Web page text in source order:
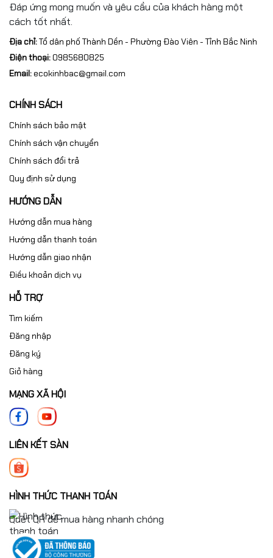
Đáp ứng mong muốn và yêu cầu của khách hàng một
cách tốt nhất.
Địa chỉ:Tổ dân phố Thành Dền - Phường Đào Viên - Tỉnh Bắc Ninh
Điện thoại:0985680825
Email:ecokinhbac@gmail.com
CHÍNH SÁCH
Chính sách bảo mật
Chính sách vận chuyển
Chính sách đổi trả
Quy định sử dụng
HƯỚNG DẪN
Hướng dẫn mua hàng
Hướng dẫn thanh toán
Hướng dẫn giao nhận
Điều khoản dịch vụ
HỖ TRỢ
Tìm kiếm
Đăng nhập
Đăng ký
Giỏ hàng
MẠNG XÃ HỘI
LIÊN KẾT SÀN
HÌNH THỨC THANH TOÁN
Quét QR để mua hàng nhanh chóng